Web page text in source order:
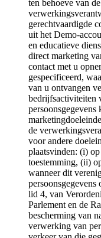
ten behoeve van
gerechtvaardigde
uit het Demo-
en educatieve
direct marketing
contact met u
gespecificeerd,
van u ontvangen
bedrijfsactiviteiten
de
voor andere
plaatsvinden: (i)
toestemming, (ii)
wanneer dit
lid 4, van
Parlement en de
bescherming van
verwerking van